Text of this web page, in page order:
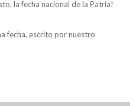
la fecha nacional de la Patria!
fecha, escrito por nuestro